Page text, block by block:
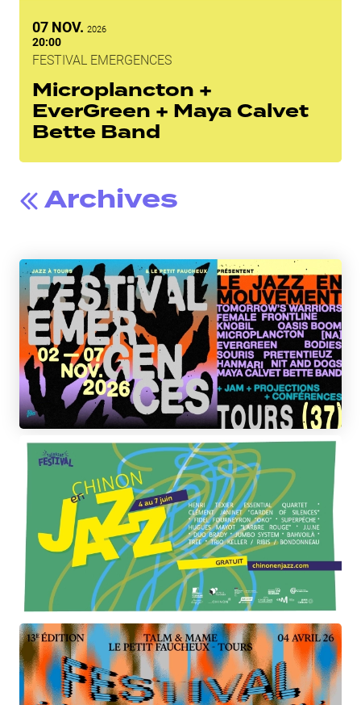
07 NOVEMBRE
NOV. 2026
20:00
FESTIVAL EMERGENCES
Microplancton +
EverGreen + Maya Calvet
Bette Band
Archives